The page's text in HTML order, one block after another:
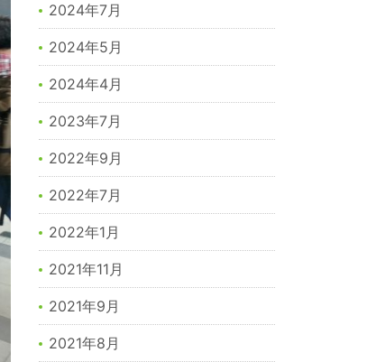
2024年7月
2024年5月
2024年4月
2023年7月
2022年9月
2022年7月
2022年1月
2021年11月
2021年9月
2021年8月